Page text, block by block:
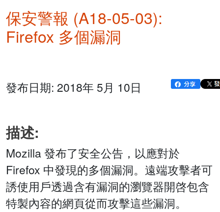
保安警報 (A18-05-03):
Firefox 多個漏洞
發布日期: 2018年 5月 10日
描述:
Mozilla 發布了安全公告，以應對於
Firefox 中發現的多個漏洞。遠端攻擊者可
誘使用戶透過含有漏洞的瀏覽器開啓包含
特製內容的網頁從而攻擊這些漏洞。